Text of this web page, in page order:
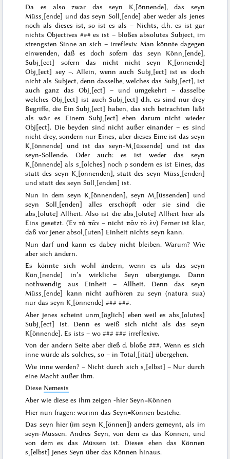
Da es also zwar das seyn K˖[önnende], das seyn
Müss˖[ende] und das seyn Soll˖[ende] aber wederals jenes
nochals dieses ist, so ist es als – Nichts, d.h. es ist gar
nichts Objectives ###es ist – bloßesabsolutes Subject, im
strengsten Sinnean sich – irreflexiv. Man könnte dagegen
einwenden, daß es doch sofern das seyn Könn˖[ende],
Subj˖[ect] sofern das nicht nicht seyn K˖[önnende]
Obj˖[ect] sey –. Allein, wenn auch Subj˖[ect] ist es doch
nichtals Subject, denndasselbe, welches das Subj˖[ect], ist
auch ganz das Obj˖[ect] – und umgekehrt – dasselbe
welches Obj˖[ect] ist auch Subj˖[ect] d.h. es sind nur drey
Begriffe, die Ein Subj˖[ect] haben, das sich betrachten läßt
alswär es Einem Subj˖[ect] eben darum nicht wieder
Obj[ect]. Die beyden sind nicht außer einander – es sind
nicht drey, sondern nur Eines, aber dieses Eine ist das seyn
K˖[önnende] und ist das seyn-M˖[üssende] und ist das
seyn-Sollende. Oder auch: es ist weder das seyn
K˖[önnende] als s˖[olches] noch p sondern es ist Eines, das
statt des seyn K˖[önnenden], statt des seyn Müss˖[enden]
und statt des seyn Soll˖[enden] ist.
Nun in dem seyn K˖[önnenden], seyn M˖[üssenden] und
seyn Soll˖[enden] alles erschöpft oder sie sind die
abs˖[olute] Allheit. Also ist die abs˖[olute] Allheit hier als
Eins gesetzt. (Ἑν τὸ πᾶν– nicht πᾶν τὸ ἑν) Ferner ist klar,
daß vor jener absol˖[uten] Einheit nichts seyn kann.
Nun darf und kann es dabey nicht bleiben. Warum? Wie
aber sich ändern.
Es könnte sich wohl ändern, wenn es als das seyn
Kön˖[nende] in’s wirkliche Seyn übergienge. Dann
nothwendig aus Einheit – Allheit. Denn das seyn
Müss˖[ende] kann nicht aufhören zu seyn (natura sua)
nur dasseyn K˖[önnende] ### ###.
Aber jenes scheint unm˖[öglich] eben weil es abs˖[olutes]
Subj˖[ect] ist. Denn es weiß sich nicht als das seyn
K[önnende]. Es ists – wo### ### irreflexive.
Von der andern Seite aber dieß d. bloße###. Wenn es sich
inne würdeals solches, so – in Total˖[ität] übergehen.
Wie inne werden? – Nicht durch sich s˖[elbst] – Nur durch
eine Macht außer ihm.
Diese Nemesis
Aberwie diese es ihm zeigen -hier Seyn=Können
Hier nun fragen: worinn das Seyn=Können bestehe.
Das seyn hier(im seyn K˖[önnen]) anders gemeynt, als im
seyn-Müssen. Andres Seyn, von dem es das Können, und
von dem es das Müssen ist. Dieses eben das Können
s˖[elbst] jenes Seyn über das Können hinaus.